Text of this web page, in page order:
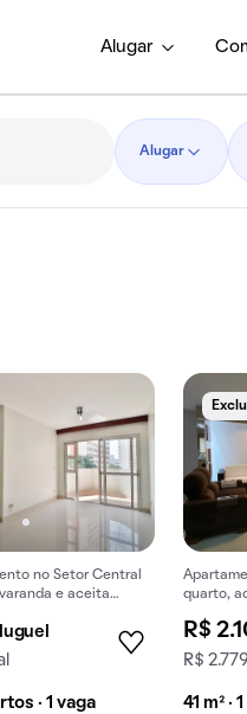
Alugar
Alugar
no Setor Central
e aceita
· 1 vaga
quarto,
R$
R$
41 m² ·